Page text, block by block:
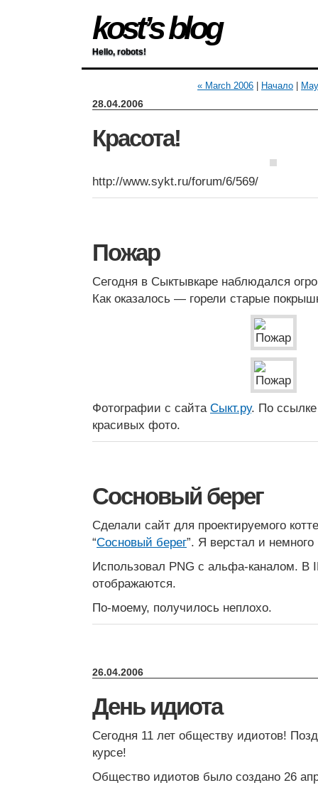
kost’s blog
Hello, robots!
« March 2006 Начало
28.04.2006
Красота!
http://www.sykt.ru/forum/6/569/
Пожар
Сегодня в Сыктывкаре наблюдался
Как оказалось — горели старые
Фотографии с сайта Сыкт.ру. По
красивых фото.
Сосновый берег
Сделали сайт для проектируемого
“Сосновый берег”. Я верстал и
Использовал PNG с альфа-каналом. В
отображаются.
По-моему, получилось неплохо.
26.04.2006
День идиота
Сегодня 11 лет обществу идиотов!
курсе!
Общество идиотов было создано 26